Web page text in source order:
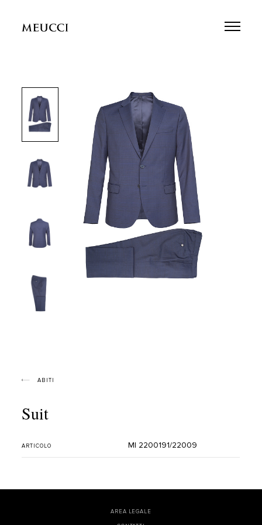
ABITI
Suit
ARTICOLO MI 2200191/22009
AREA LEGALE